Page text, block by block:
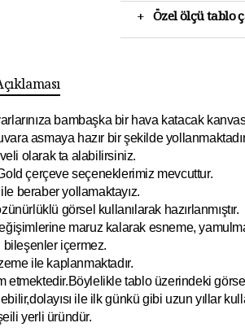
+ Özel ölçü tablo
bambaşka bir hava katacak kanvas
asmaya hazır bir şekilde
olarak ta alabilirsiniz.
çerçeve seçeneklerimiz mevcuttur.
beraber yollamaktayız.
görsel kullanılarak hazırlanmıştır.
maruz kalarak esneme, yamulm
bileşenler içermez.
ile kaplanmaktadır.
etmektedir.Böylelikle tablo üzerindeki
ile ilkgünkü gibi uzun yıllar
yerli üründür.